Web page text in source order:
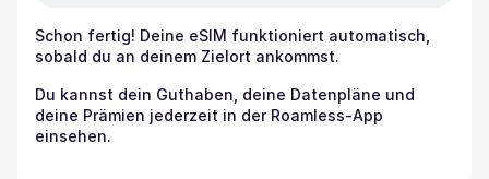
Schon fertig! Deine eSIM funktioniert automatisch,
sobald du an deinem Zielort ankommst.
Du kannst dein Guthaben, deine Datenpläne und
deine Prämien jederzeit in der Roamless-App
einsehen.